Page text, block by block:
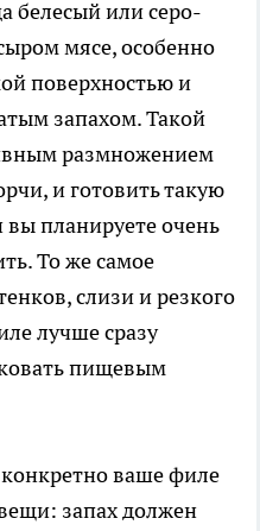
белесый или серо-
мясе, особенно
поверхностью и
запахом. Такой
размножением
и готовить такую
вы планируете очень
То же самое
слизи и резкого
лучше сразу
пищевым
ваше филе
запах должен